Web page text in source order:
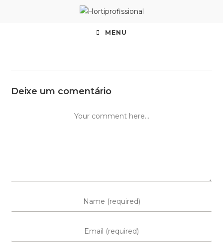
MENU
Deixe um comentário